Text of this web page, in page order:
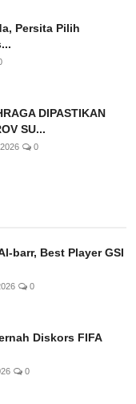
Persita Pilih
DIPASTIKAN
SU...
0
barr, Best Player GSI
0
Diskors FIFA
0